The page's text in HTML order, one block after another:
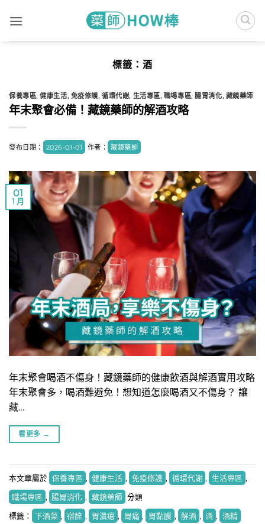
標籤： 酒
保養專區,健康生活, 免疫修護,循環代謝, 生活專區, 職場專區,腸胃消化, 藏鏡藥師
年末聚會必備！藏鏡藥師的解酒攻略
發布日期： 2026-01-01 作者： 藏鏡藥師
01
1 月
​年末聚會喝酒不傷身！藏鏡藥師的健康飲酒與解酒實用攻略
年末聚會多，喝酒難避免！想知道怎麼喝酒又不傷身？ 讓
藏…
看更多 →
本文章屬於 保養專區 , 健康生活 , 免疫修護 , 循環代謝 , 生活專區 ,
職場專區 , 腸胃消化 , 藏鏡藥師 分類
標籤： 下酒菜 , 宿醉 , 胃潰瘍 , 胃痛 , 胃黏膜 , 解酒 , 酒 , 酒精